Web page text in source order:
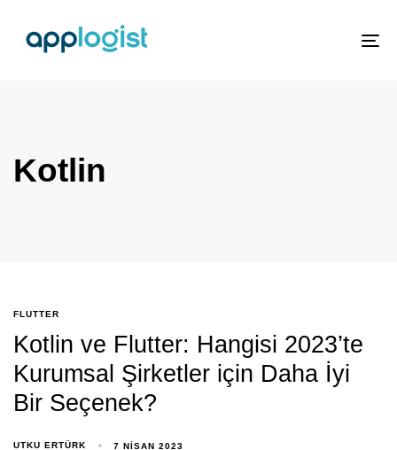
Kotlin
FLUTTER
Kotlin ve Flutter: Hangisi 2023’te
Kurumsal Şirketler için Daha İyi
Bir Seçenek?
UTKU ERTÜRK 7 NISAN 2023